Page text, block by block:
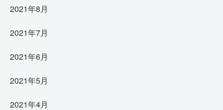
2021年8月
2021年7月
2021年6月
2021年5月
2021年4月